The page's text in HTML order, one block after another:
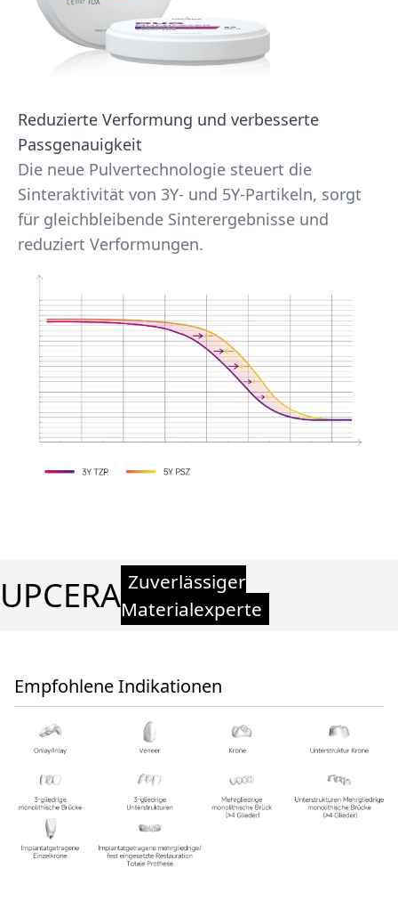
Reduzierte Verformung und verbesserte
Passgenauigkeit
Die neue Pulvertechnologie steuert die
Sinteraktivität von 3Y- und 5Y-Partikeln, sorgt
für gleichbleibende Sinterergebnisse und
reduziert Verformungen.
UPCERA Zuverlässiger
Materialexperte
Empfohlene Indikationen